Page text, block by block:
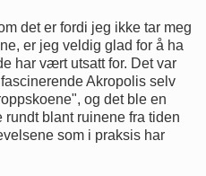
det er fordi jeg ikke tar meg
er jeg veldig glad for å ha
har vært utsatt for. Det var
Akropolis selv
og det ble en
blant ruinene fra tiden
som i praksis har